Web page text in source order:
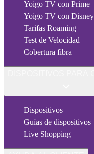
Yoigo TV con Prime
Yoigo TV con Disney
Tarifas Roaming
Test de Velocidad
Cobertura fibra
Dispositivos
Guías de dispositivos
Live Shopping